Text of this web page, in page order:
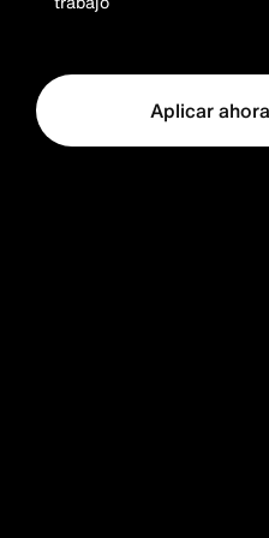
Aplicar ahora